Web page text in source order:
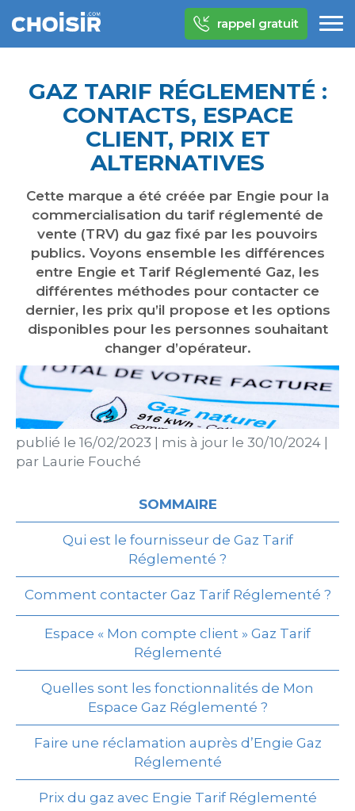
rappel gratuit
GAZ TARIF RÉGLEMENTÉ :
CONTACTS, ESPACE
CLIENT, PRIX ET
ALTERNATIVES
Cette marque a été créée par Engie pour la
commercialisation du tarif réglementé de
vente (TRV) du gaz fixé par les pouvoirs
publics. Voyons ensemble les différences
entre Engie et Tarif Réglementé Gaz, les
différentes méthodes pour contacter ce
dernier, les prix qu’il propose et les options
disponibles pour les personnes souhaitant
changer d’opérateur.
publié le 16/02/2023 mis à jour le 30/10/2024
par Laurie Fouché
SOMMAIRE
Qui est le fournisseur de Gaz Tarif
Réglementé ?
Comment contacter Gaz Tarif Réglementé ?
Espace « Mon compte client » Gaz Tarif
Réglementé
Quelles sont les fonctionnalités de Mon
Espace Gaz Réglementé ?
Faire une réclamation auprès d’Engie Gaz
Réglementé
Prix du gaz avec Engie Tarif Réglementé